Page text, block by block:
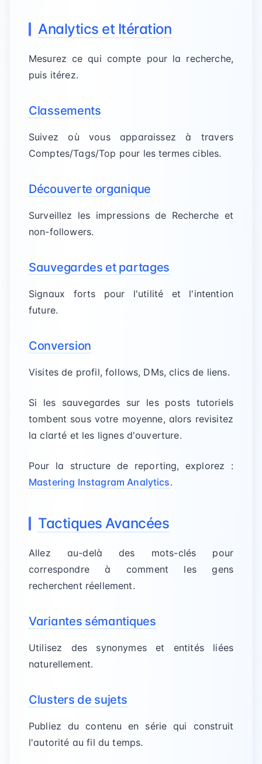
Analytics et Itération
Mesurez ce qui compte pour la recherche,
puis itérez.
Classements
Suivez où vous apparaissez à travers
Comptes/Tags/Top pour les termes cibles.
Découverte organique
Surveillez les impressions de Recherche et
non-followers.
Sauvegardes et partages
Signaux forts pour l'utilité et l'intention
future.
Conversion
Visites de profil, follows, DMs, clics de liens.
Si les sauvegardes sur les posts tutoriels
tombent sous votre moyenne, alors revisitez
la clarté et les lignes d'ouverture.
Pour la structure de reporting, explorez :
Mastering Instagram Analytics.
Tactiques Avancées
Allez au-delà des mots-clés pour
correspondre à comment les gens
recherchent réellement.
Variantes sémantiques
Utilisez des synonymes et entités liées
naturellement.
Clusters de sujets
Publiez du contenu en série qui construit
l'autorité au fil du temps.